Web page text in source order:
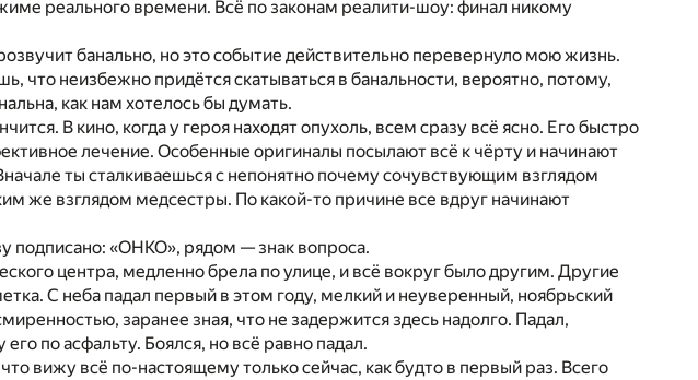
реального времени. Всё по законам реалити-шоу: финал никому
банально, но это событие действительно перевернуло мою жизнь.
что неизбежно придётся скатываться в банальности, вероятно, потому,
как нам хотелось бы думать.
В кино, когда у героя находят опухоль, всем сразу всё ясно. Его быстро
лечение. Особенные оригиналы посылают всё к чёрту и начинают
ты сталкиваешься с непонятно почему сочувствующим взглядом
же взглядом медсестры. По какой-то причине все вдруг начинают
подписано: «ОНКО», рядом — знак вопроса.
центра, медленно брела по улице, и всё вокруг было другим. Другие
С неба падал первый в этом году, мелкий и неуверенный, ноябрьский
заранее зная, что не задержится здесь надолго. Падал,
по асфальту. Боялся, но всё равно падал.
вижу всё по-настоящему только сейчас, как будто в первый раз. Всего